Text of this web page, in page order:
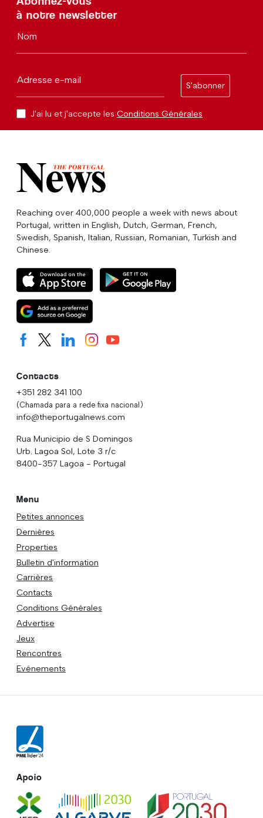
à notre newsletter
Nom
Adresse e-mail
S'abonner
J'ai lu et j'accepte les Conditions Générales
Reaching over 400,000 people a week with news about
Portugal, written in English, Dutch, German, French,
Swedish, Spanish, Italian, Russian, Romanian, Turkish and
Chinese.
Contacts
+351 282 341 100
(Chamada para a rede fixa nacional)
info@theportugalnews.com
Rua Municipio de S Domingos
Urb. Lagoa Sol, Lote 3 r/c
8400-357 Lagoa - Portugal
Menu
Petites annonces
Dernières
Properties
Bulletin d'information
Carrières
Contacts
Conditions Générales
Advertise
Jeux
Rencontres
Evénements
Apoio